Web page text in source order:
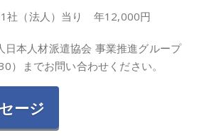
（法人）当り 年12,000円
日本人材派遣協会 事業推進グループ
）までお問い合わせください。
ージ